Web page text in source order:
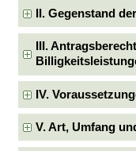
II. Gegenstand
III.
IV.
V. Art, Umfang